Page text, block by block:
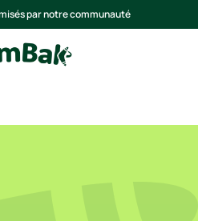
par notre communauté